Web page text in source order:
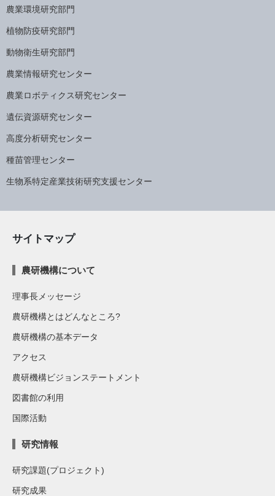
農業環境研究部門
植物防疫研究部門
動物衛生研究部門
農業情報研究センター
農業ロボティクス研究センター
遺伝資源研究センター
高度分析研究センター
種苗管理センター
生物系特定産業技術研究支援センター
サイトマップ
農研機構について
理事長メッセージ
農研機構とはどんなところ?
農研機構の基本データ
アクセス
農研機構ビジョンステートメント
図書館の利用
国際活動
研究情報
研究課題(プロジェクト)
研究成果